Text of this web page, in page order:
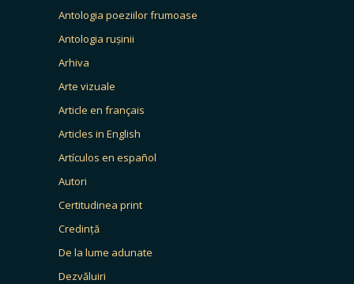
Antologia poeziilor frumoase
Antologia rușinii
Arhiva
Arte vizuale
Article en français
Articles in English
Artículos en español
Autori
Certitudinea print
Credință
De la lume adunate
Dezvăluiri